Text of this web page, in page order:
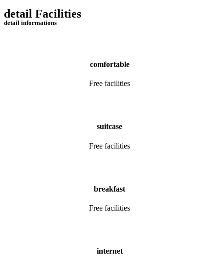
detail Facilities
detail informations
comfortable
Free facilities
suitcase
Free facilities
breakfast
Free facilities
internet